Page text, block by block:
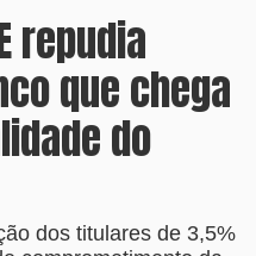
repudia
que chega
do
dos titulares de 3,5%